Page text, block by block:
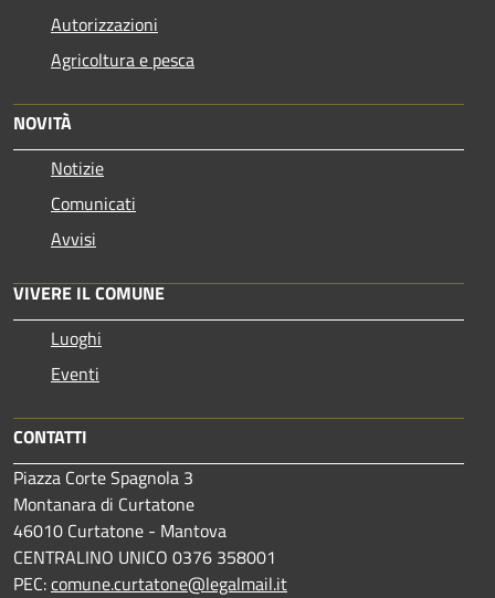
Autorizzazioni
Agricoltura e pesca
NOVITÀ
Notizie
Comunicati
Avvisi
VIVERE IL COMUNE
Luoghi
Eventi
CONTATTI
Piazza Corte Spagnola 3
Montanara di Curtatone
46010 Curtatone - Mantova
CENTRALINO UNICO 0376 358001
PEC:comune.curtatone@legalmail.it